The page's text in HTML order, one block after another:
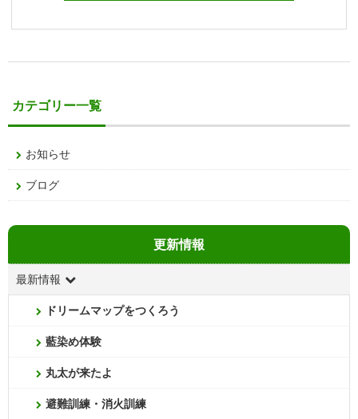
カテゴリー一覧
お知らせ
ブログ
更新情報
最新情報
ドリームマップをつくろう
藍染め体験
丸太が来たよ
避難訓練・消火訓練